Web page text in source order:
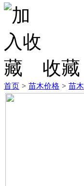
收藏
首页 > 苗木价格 > 苗木